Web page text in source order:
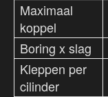
Maximaal
koppel
Boring x slag
Kleppen per
cilinder